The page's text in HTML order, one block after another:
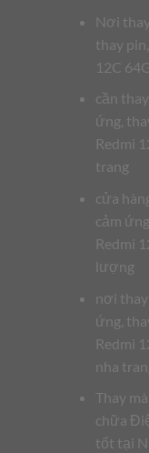
Nơi
thay
12C
cần
ứng,
Redmi
trang
cửa
cảm
Redmi
lượng
nơi
ứng,
Redmi
nha
Thay
chữa
tốt tại